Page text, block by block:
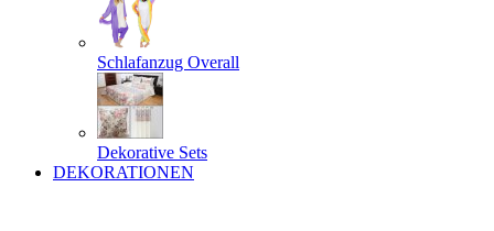
Schlafanzug Overall
Dekorative Sets
DEKORATIONEN